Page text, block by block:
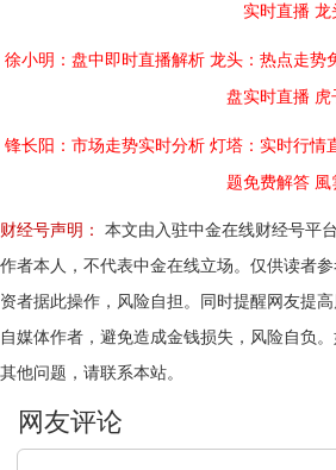
实时直播 龙
徐小明：盘中即时直播解析 龙头：热点走势
盘实时直播
锋长阳：市场走势实时分析 灯塔：实时行情
题免费解答 風
财经号声明：
本文由入驻中金在线财经号平
作者本人，不代表中金在线立场。仅供读者
资者据此操作，风险自担。同时提醒网友提
自媒体作者，避免造成金钱损失，风险自负
其他问题，请联系本站。